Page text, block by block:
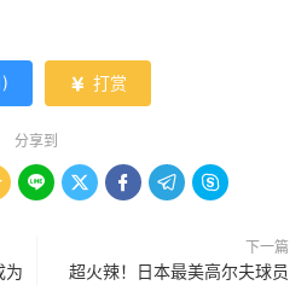
)  打赏
分享到
    
为
下一篇
超火辣！日本最美高尔夫球员